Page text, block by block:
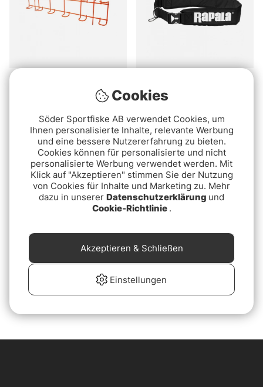
Häufige Fragen zu Eisangelschlitten
Wann ist ein Eisangelschlitten sinnvoll?
Was sollte ein guter Eisangelschlitten können?
Was macht Eisangelschlitten im Winter so
praktisch?
Shoulder Strap
Package Deal!
IFISH Enterprise 120 with
Rod Holder Set
Ausverkauft
Fibe Pulka 1000 x 530 x
€41.90
Cookies
Söder Sportfiske AB verwendet Cookies, um
Ihnen personalisierte Inhalte, relevante Werbung
und eine bessere Nutzererfahrung zu bieten.
Cookies können für personalisierte und nicht
personalisierte Werbung verwendet werden. Mit
Klick auf "Akzeptieren" stimmen Sie der Nutzung
von Cookies für Inhalte und Marketing zu. Mehr
dazu in unserer Datenschutzerklärung und
Cookie-Richtlinie .
Einstellungen
Akzeptieren & Schließen